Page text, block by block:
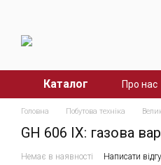
Каталог Про нас
Головна Побутова техніка
GH 606 IX: газова
Немає в наявності Написати